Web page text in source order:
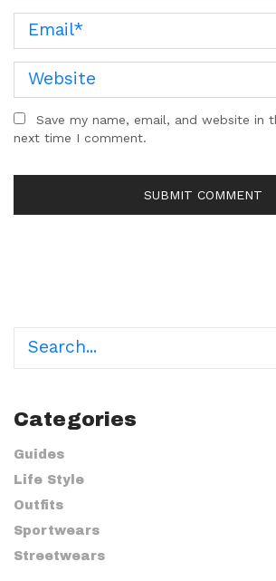
Categories
Guides
Life Style
Outfits
Sportwears
Streetwears
Save my name, email, and website in
next time I comment.